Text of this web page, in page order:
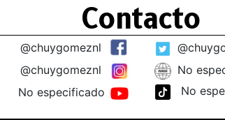
Contacto
@chuygomeznl
@chuygomeznl
No
No especificado
No